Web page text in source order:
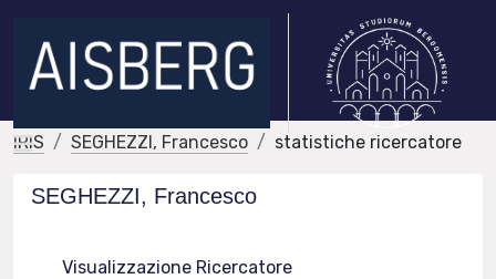
IRIS SEGHEZZI, Francesco statistiche ricercatore
SEGHEZZI, Francesco
Visualizzazione Ricercatore